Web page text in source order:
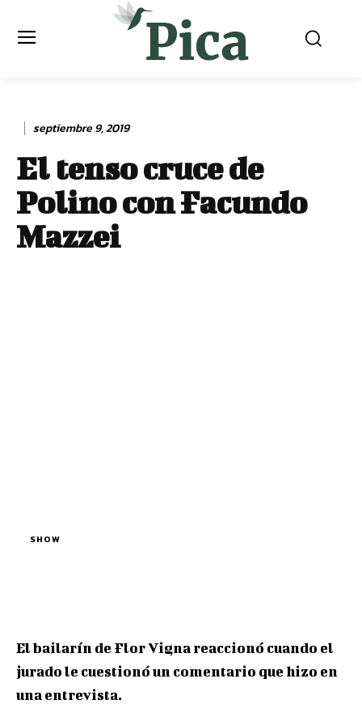
septiembre 9, 2019
El tenso cruce de
Polino con Facundo
Mazzei
SHOW
El bailarín de Flor Vigna reaccionó cuando el
jurado le cuestionó un comentario que hizo en
una entrevista.